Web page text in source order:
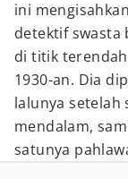
ini
detektif swasta
di titik
1930-an. Dia
lalunya setelah
mendalam,
satunya